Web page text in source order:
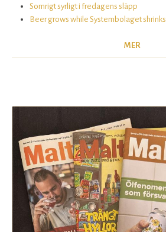
Somrigt syrligt i fredagens släpp
Beer grows while Systembolaget shrinks
MER
MALTESEN-
BOX.JPG